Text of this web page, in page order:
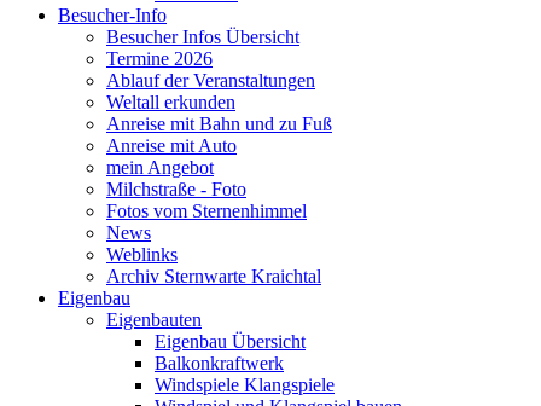
Besucher-Info
Besucher Infos Übersicht
Termine 2026
Ablauf der Veranstaltungen
Weltall erkunden
Anreise mit Bahn und zu Fuß
Anreise mit Auto
mein Angebot
Milchstraße - Foto
Fotos vom Sternenhimmel
News
Weblinks
Archiv Sternwarte Kraichtal
Eigenbau
Eigenbauten
Eigenbau Übersicht
Balkonkraftwerk
Windspiele Klangspiele